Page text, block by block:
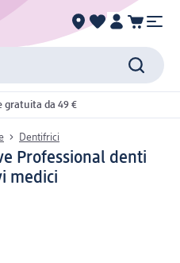
gratuita da 49 €
Dentifrici
Professional denti
medici